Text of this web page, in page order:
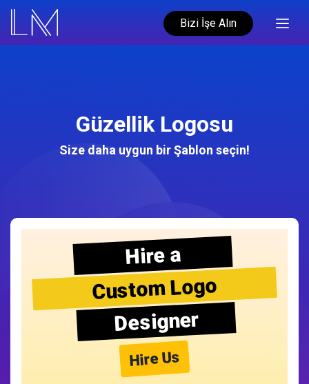
Bizi İşe Alın
Güzellik Logosu
Size daha uygun bir Şablon seçin!
Hire a
Custom Logo
Designer
Hire Us